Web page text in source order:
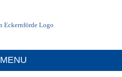
MENU